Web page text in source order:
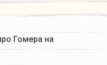
Гомера на